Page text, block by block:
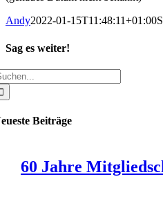
Andy2022-01-15T11:48:11+01:00
Sag es weiter!
Facebook
X
WhatsApp
Pinterest
E-
Mail
Beiträge
60 Jahre